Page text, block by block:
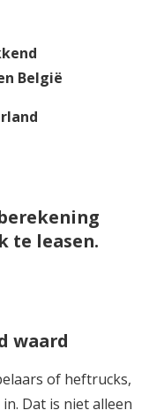
België
te leasen.
waard
of heftrucks,
Dat is niet alleen